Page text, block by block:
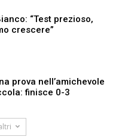
“Test prezioso,
crescere”
prova nell’amichevole
finisce 0-3